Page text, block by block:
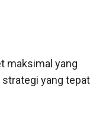
maksimal yang
strategi yang tepat